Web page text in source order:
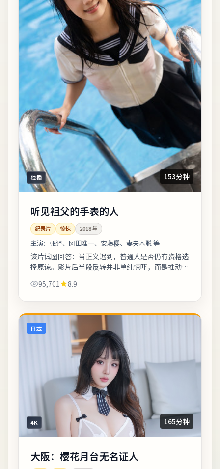
独播 153分钟
听见祖父的手表的人
纪录片 惊悚 2018年
主演： 张译、冈田准一、安藤樱、妻夫木聪 等
该片试图回答：当正义迟到，普通人是否仍有资格选
择原谅。影片后半段反转并非单纯惊吓，而是推动人
的地域符号与文化语境值得关注。《听见祖...
95,701 8.9
日本
4K 165分钟
大阪：樱花月台无名证人